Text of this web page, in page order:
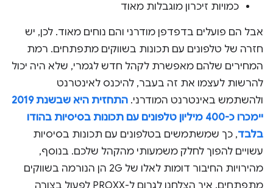
כמויות זיכרון מוגבלות מאוד
אבל הם פועלים בדפדפן מודרני והם נוחים מאוד. לכן, יש
חזרה של טלפונים עם תכונות בשווקים מתפתחים. רמת
המחירים שלהם מאפשרת לקהל חדש לגמרי, שלא היה יכול
להרשות לעצמו את זה בעבר, להיכנס לאינטרנט
ולהשתמש באינטרנט המודרני.
התחזית היא שבשנת 2019
יימכרו כ-400 מיליון טלפונים עם תכונות בסיסיות בהודו
בלבד, כך שמשתמשים בטלפונים עם תכונות בסיסיות
עשויים להפוך לחלק משמעותי מהקהל שלכם. בנוסף,
מהירויות החיבור דומות לאלו של 2G הן הנורמה בשווקים
מתפתחים. איך הצלחנו לגרום ל-PROXX לפעול בצורה